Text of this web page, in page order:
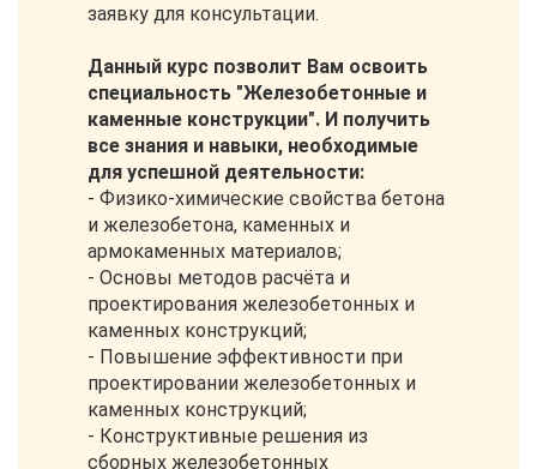
заявку для консультации.
Данный курс позволит Вам освоить
специальность "Железобетонные и
каменные конструкции". И получить
все знания и навыки, необходимые
для успешной деятельности:
- Физико-химические свойства бетона
и железобетона, каменных и
армокаменных материалов;
- Основы методов расчёта и
проектирования железобетонных и
каменных конструкций;
- Повышение эффективности при
проектировании железобетонных и
каменных конструкций;
- Конструктивные решения из
сборных железобетонных